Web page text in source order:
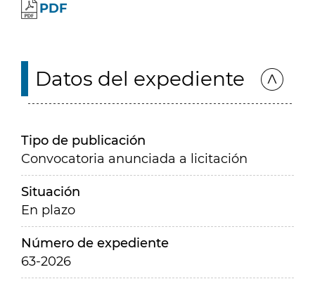
PDF
Datos del expediente
Tipo de publicación
Convocatoria anunciada a licitación
Situación
En plazo
Número de expediente
63-2026